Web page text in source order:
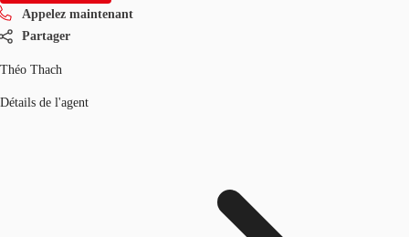
Appelez maintenant
Partager
Théo Thach
Détails de l'agent